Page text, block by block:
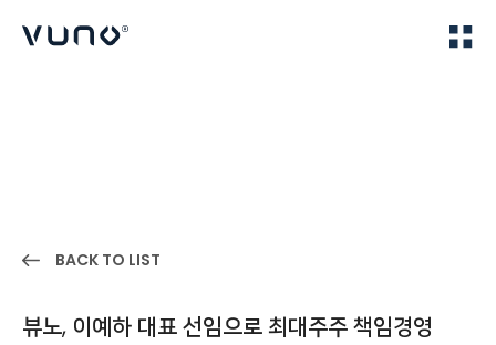
BACK TO LIST
뷰노, 이예하 대표 선임으로 최대주주 책임경영